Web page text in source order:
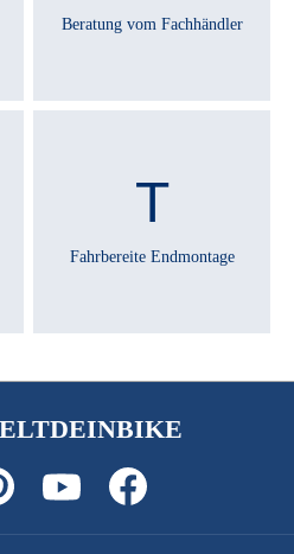
Switch
Beratung vom Fachhändler
Fahrbereite Endmontage